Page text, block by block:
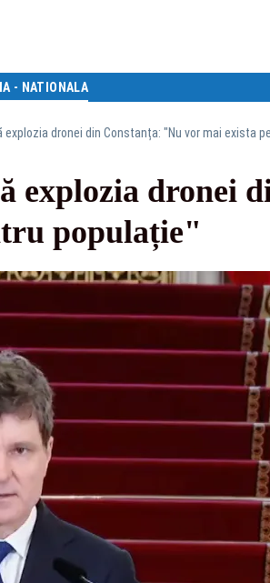
- NATIONALA
explozia dronei din Constanța: "Nu vor mai exista
explozia dronei
populație"